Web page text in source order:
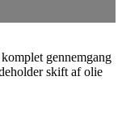
gennemgang
skift af olie